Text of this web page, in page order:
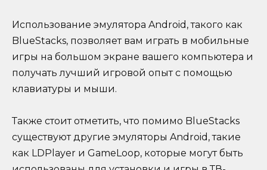
Использование эмулятора Android, такого как
BlueStacks, позволяет вам играть в мобильные
игры на большом экране вашего компьютера и
получать лучший игровой опыт с помощью
клавиатуры и мыши.
Также стоит отметить, что помимо BlueStacks
существуют другие эмуляторы Android, такие
как LDPlayer и GameLoop, которые могут быть